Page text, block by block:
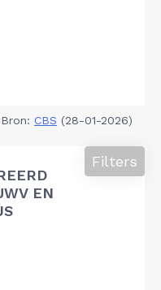
Bron: CBS (28-01-2026)
EN
Filters